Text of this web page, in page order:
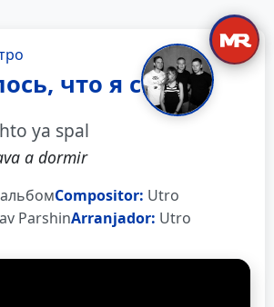
что я спал
ya spal
a dormir
Compositor: Utro
ParshinArranjador: Utro